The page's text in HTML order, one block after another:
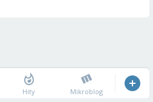
Hity Mikroblog